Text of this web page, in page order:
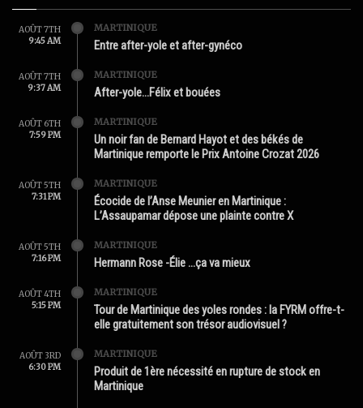
AOÛT 7TH
9:45 AM
MARTINIQUE
Entre after-yole et after-gynéco
AOÛT 7TH
9:37 AM
MARTINIQUE
After-yole…Félix et bouées
AOÛT 6TH
7:59 PM
MARTINIQUE
Un noir fan de Bernard Hayot et des békés de
Martinique remporte le Prix Antoine Crozat 2026
AOÛT 5TH
7:31 PM
MARTINIQUE
Écocide de l’Anse Meunier en Martinique :
L’Assaupamar dépose une plainte contre X
AOÛT 5TH
7:16 PM
MARTINIQUE
Hermann Rose -Élie …ça va mieux
AOÛT 4TH
5:15 PM
MARTINIQUE
Tour de Martinique des yoles rondes : la FYRM offre-t-
elle gratuitement son trésor audiovisuel ?
AOÛT 3RD
6:30 PM
MARTINIQUE
Produit de 1ère nécessité en rupture de stock en
Martinique